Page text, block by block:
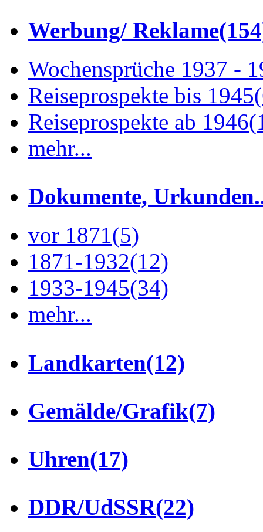
Werbung/ Reklame
Wochensprüche 1937 -
Reiseprospekte bis 1945
Reiseprospekte ab 1946
mehr...
Dokumente,
vor 1871(5)
1871-1932(12)
1933-1945(34)
mehr...
Landkarten(12)
Gemälde/Grafik(7)
Uhren(17)
DDR/UdSSR(22)